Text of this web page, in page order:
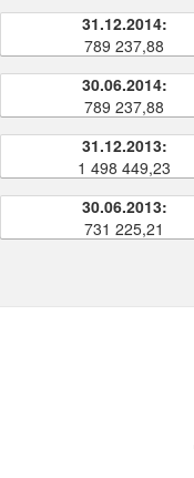
31.12.2014:
789 237,88
30.06.2014:
789 237,88
31.12.2013:
1 498 449,23
30.06.2013:
731 225,21